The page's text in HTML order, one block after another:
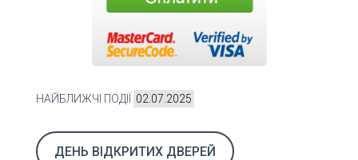
НАЙБЛИЖЧІ ПОДІЇ 02.07.2025
ДЕНЬ ВІДКРИТИХ ДВЕРЕЙ